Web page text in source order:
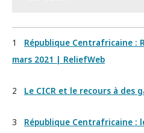
1 République Centrafricaine :
mars 2021 | ReliefWeb
2 Le CICR et le recours à des
3 République Centrafricaine :